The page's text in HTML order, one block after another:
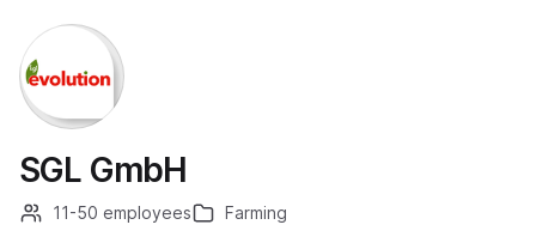
SGL GmbH
11-50 employees Farming